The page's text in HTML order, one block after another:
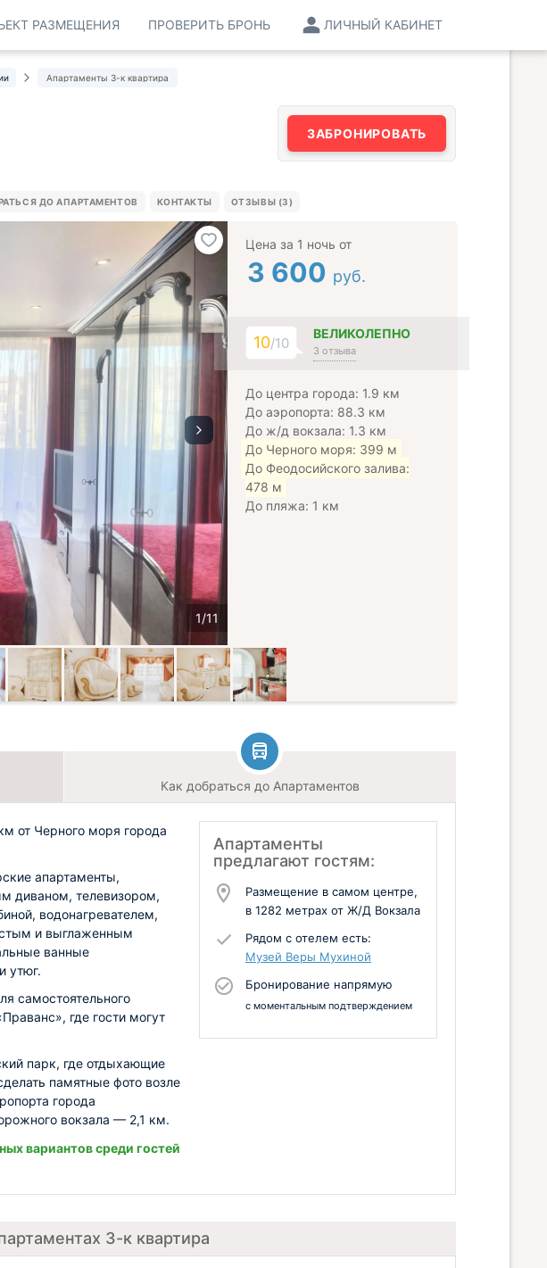
ЛИЧНЫЙ КАБИНЕТ
ПРОВЕРИТЬ БРОНЬ
РАЗМЕЩЕНИЯ
Апартаменты 3-к квартира
ЗАБРОНИРОВАТЬ
ДО АПАРТАМЕНТОВ КОНТАКТЫ ОТЗЫВЫ (3)
Цена за 1 ночь от
3 600 руб.
10/10
ВЕЛИКОЛЕПНО
3 отзыва
До центра города: 1.9 км
До аэропорта: 88.3 км
До ж/д вокзала: 1.3 км
До Черного моря: 399 м
До Феодосийского залива:
478 м
До пляжа: 1 км
Как добраться до Апартаментов
Апартаменты
предлагают гостям:
Размещение в самом центре,
в 1282 метрах от Ж/Д Вокзала
Рядом с отелем есть:
Музей Веры Мухиной
Бронирование напрямую
с моментальным подтверждением
от Черного моря города
апартаменты,
диваном, телевизором,
водонагревателем,
и выглаженным
ванные
утюг.
самостоятельного
где гости могут
парк, где отдыхающие
памятные фото возле
города
вокзала — 2,1 км.
вариантов среди гостей
3-к квартира